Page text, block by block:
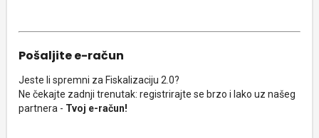
Pošaljite e-račun
Jeste li spremni za Fiskalizaciju 2.0?
Ne čekajte zadnji trenutak: registrirajte se brzo i lako uz našeg
partnera - Tvoj e-račun!